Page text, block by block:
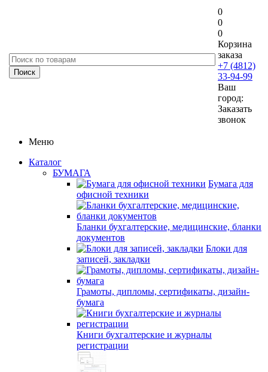
0
0
0
Корзина
заказа
+7 (4812)
33-94-99
Ваш
город:
Заказать
звонок
Меню
Каталог
БУМАГА
Бумага для
офисной техники
Бланки бухгалтерские, медицинские, бланки
документов
Блоки для
записей, закладки
Грамоты, дипломы, сертификаты, дизайн-
бумага
Книги бухгалтерские и журналы
регистрации